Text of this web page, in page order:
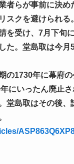
者らが事前に決
スクを避けられ
を受け、7月下旬
た。堂島取は今
の1730年に幕府
にいったん廃止
堂島取はその後